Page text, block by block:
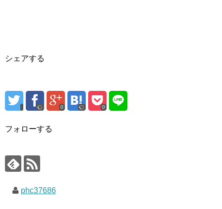
シェアする
0 0
フォローする
phc37686